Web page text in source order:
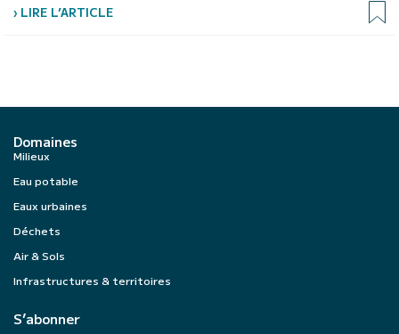
› LIRE L’ARTICLE
Domaines
Milieux
Eau potable
Eaux urbaines
Déchets
Air & Sols
Infrastructures & territoires
S’abonner